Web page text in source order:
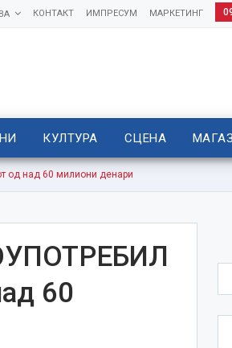
МАРКЕТИНГ
ИМПРЕСУМ
КОНТАКТ
КУЛТУРА СЦЕНА
над 60 милиони денари
60